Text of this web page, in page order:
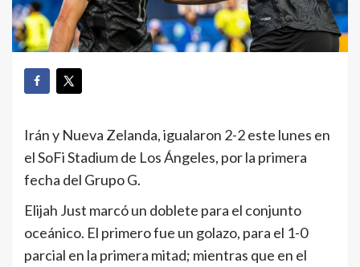
Irán y Nueva Zelanda, igualaron 2-2 este lunes en
el SoFi Stadium de Los Ángeles, por la primera
fecha del Grupo G.
Elijah Just marcó un doblete para el conjunto
oceánico. El primero fue un golazo, para el 1-0
parcial en la primera mitad; mientras que en el